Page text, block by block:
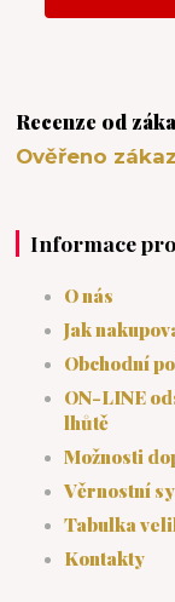
Recenze od
Ověřeno
Informace
O nás
Jak
Obchodní
ON-LINE
lhůtě
Možnosti
Věrnostní
Tabulka
Kontakty